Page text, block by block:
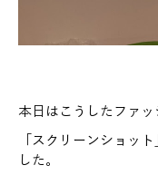
本日はこうしたファッ
「スクリーンショッ
した。